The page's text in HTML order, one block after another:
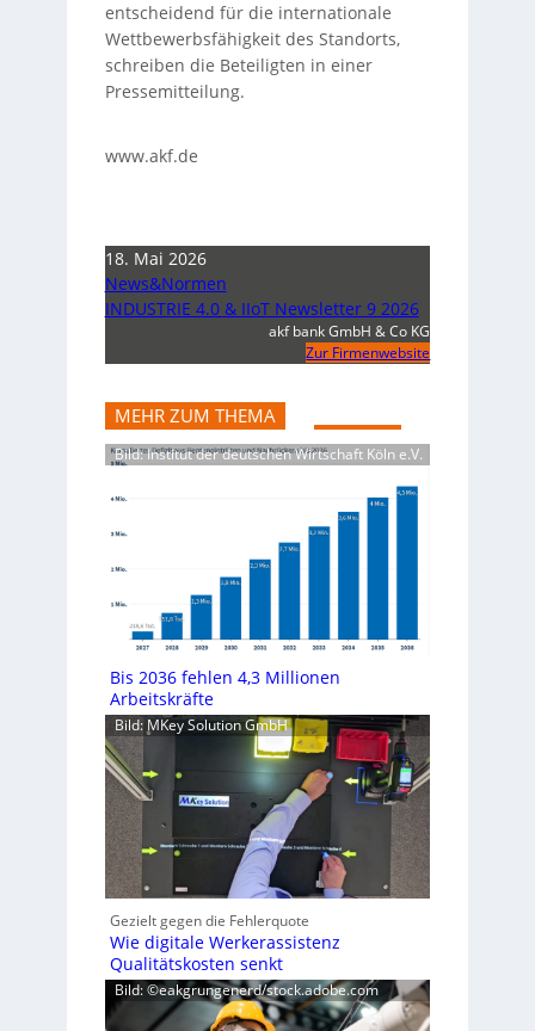
entscheidend für die internationale
Wettbewerbsfähigkeit des Standorts,
schreiben die Beteiligten in einer
Pressemitteilung.
www.akf.de
18. Mai 2026
News&Normen
INDUSTRIE 4.0 & IIoT Newsletter 9 2026
akf bank GmbH & Co KG
Zur Firmenwebsite
MEHR ZUM THEMA
Bild: Institut der deutschen Wirtschaft Köln e.V.
Bis 2036 fehlen 4,3 Millionen
Arbeitskräfte
Bild: MKey Solution GmbH
Gezielt gegen die Fehlerquote
Wie digitale Werkerassistenz
Qualitätskosten senkt
Bild: ©eakgrungenerd/stock.adobe.com